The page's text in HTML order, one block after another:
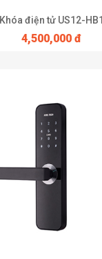
Khóa điện tử US12-HB1
4,500,000 đ